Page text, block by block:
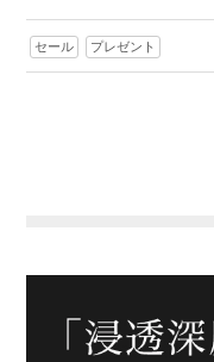
セール プレゼント